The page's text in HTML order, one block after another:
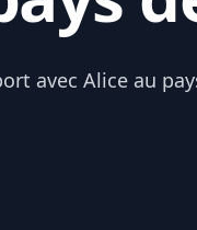
avec Alice au